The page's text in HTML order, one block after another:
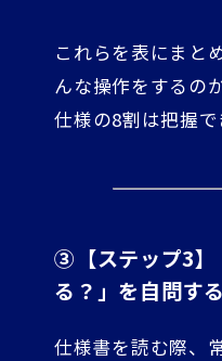
これらを表にまと
んな操作をするの
仕様の8割は把握で
③【ステップ3】
る？」を自問する
仕様書を読む際、